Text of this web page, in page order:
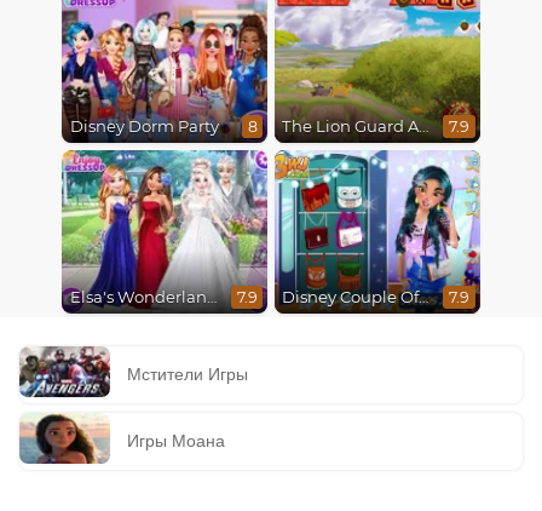
Disney Dorm Party 8 The Lion Guard Assemble 7.9
Elsa's Wonderland Wedding 7.9 Disney Couple Of The Year 7.9
Мстители Игры
Игры Моана